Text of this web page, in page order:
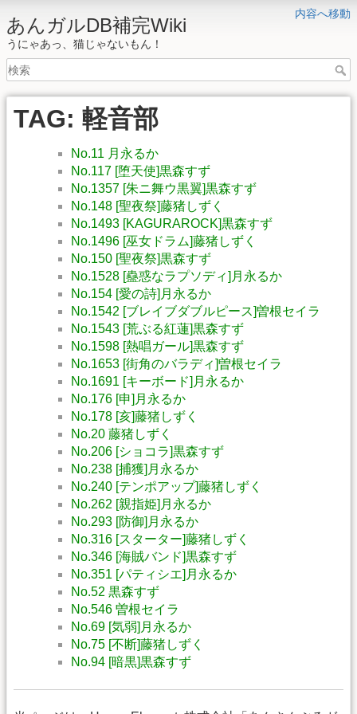
内容へ移動
あんガルDB補完Wiki
うにゃあっ、猫じゃないもん！
TAG: 軽音部
No.11 月永るか
No.117 [堕天使]黒森すず
No.1357 [朱ニ舞ウ黒翼]黒森すず
No.148 [聖夜祭]藤猪しずく
No.1493 [KAGURAROCK]黒森すず
No.1496 [巫女ドラム]藤猪しずく
No.150 [聖夜祭]黒森すず
No.1528 [蠱惑なラプソディ]月永るか
No.154 [愛の詩]月永るか
No.1542 [ブレイブダブルピース]曽根セイラ
No.1543 [荒ぶる紅蓮]黒森すず
No.1598 [熱唱ガール]黒森すず
No.1653 [街角のバラディ]曽根セイラ
No.1691 [キーボード]月永るか
No.176 [申]月永るか
No.178 [亥]藤猪しずく
No.20 藤猪しずく
No.206 [ショコラ]黒森すず
No.238 [捕獲]月永るか
No.240 [テンポアップ]藤猪しずく
No.262 [親指姫]月永るか
No.293 [防御]月永るか
No.316 [スターター]藤猪しずく
No.346 [海賊バンド]黒森すず
No.351 [パティシエ]月永るか
No.52 黒森すず
No.546 曽根セイラ
No.69 [気弱]月永るか
No.75 [不断]藤猪しずく
No.94 [暗黒]黒森すず